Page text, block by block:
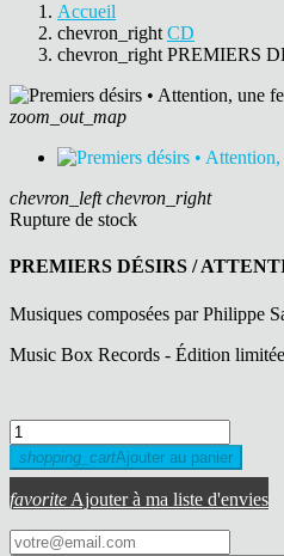
Accueil
chevron_right CD
chevron_right PREMIERS
zoom_out_map
chevron_left chevron_right
Rupture de stock
PREMIERS DÉSIRS /
Musiques composées par Philippe
Music Box Records - Édition
shopping_cartAjouter au panier
favorite Ajouter à ma liste d'envies